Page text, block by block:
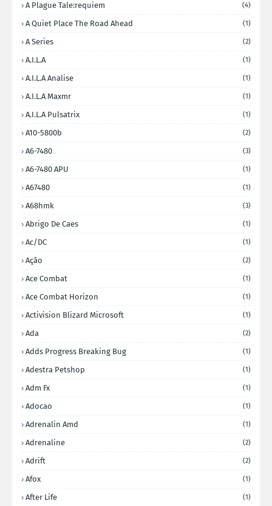
A Plague Tale:requiem (4)
A Quiet Place The Road Ahead (1)
A Series (2)
A.I.L.A (1)
A.I.L.A Analise (1)
A.I.L.A Maxmr (1)
A.I.L.A Pulsatrix (1)
A10-5800b (2)
A6-7480 (3)
A6-7480 APU (1)
A67480 (1)
A68hmk (3)
Abrigo De Caes (1)
Ac/DC (1)
Ação (2)
Ace Combat (1)
Ace Combat Horizon (1)
Activision Blizard Microsoft (1)
Ada (2)
Adds Progress Breaking Bug (1)
Adestra Petshop (1)
Adm Fx (1)
Adocao (1)
Adrenalin Amd (1)
Adrenaline (2)
Adrift (2)
Afox (1)
After Life (1)